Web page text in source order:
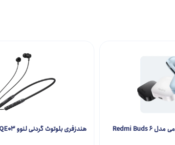
هندزفری بلوتوثی شیائومی مدل Redmi Buds 6
هندزفری بلوتوث گردنی لنوو QE03